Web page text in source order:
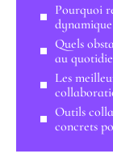
Pourquoi
dynamique
Quels
au
Les
Outils
concrets